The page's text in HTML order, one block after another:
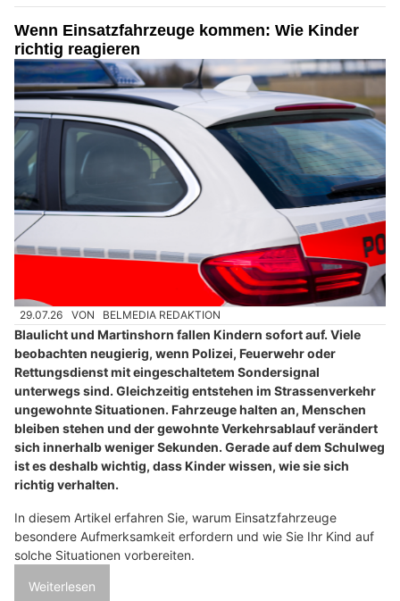
Wenn Einsatzfahrzeuge kommen: Wie Kinder
richtig reagieren
29.07.26 VON BELMEDIA REDAKTION
Blaulicht und Martinshorn fallen Kindern sofort auf. Viele
beobachten neugierig, wenn Polizei, Feuerwehr oder
Rettungsdienst mit eingeschaltetem Sondersignal
unterwegs sind. Gleichzeitig entstehen im Strassenverkehr
ungewohnte Situationen. Fahrzeuge halten an, Menschen
bleiben stehen und der gewohnte Verkehrsablauf verändert
sich innerhalb weniger Sekunden. Gerade auf dem Schulweg
ist es deshalb wichtig, dass Kinder wissen, wie sie sich
richtig verhalten.
In diesem Artikel erfahren Sie, warum Einsatzfahrzeuge
besondere Aufmerksamkeit erfordern und wie Sie Ihr Kind auf
solche Situationen vorbereiten.
Weiterlesen